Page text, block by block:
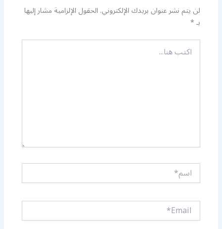
لن يتم نشر عنوان بريدك الإلكتروني.الحقول الإلزامية مشار إليها
بـ*
اكتب
هنا...
اسم*
Email*